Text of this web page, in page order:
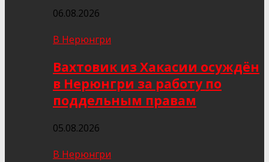
06.08.2026
В Нерюнгри
Вахтовик из Хакасии осуждён
в Нерюнгри за работу по
поддельным правам
05.08.2026
В Нерюнгри